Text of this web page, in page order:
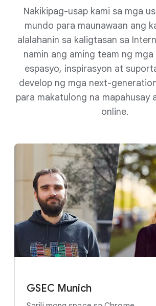
Nakikipag-usap kami sa mga
mundo para maunawaan ang
alalahanin sa kaligtasan sa
namin ang aming team ng
espasyo, inspirasyon at
develop ng mga next-
para makatulong na mapahusay
online.
GSEC Munich